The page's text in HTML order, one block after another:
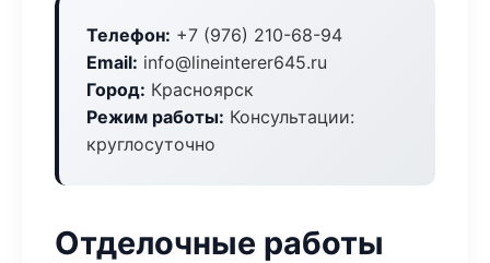
Телефон: +7 (976) 210-68-94
Email: info@lineinterer645.ru
Город: Красноярск
Режим работы: Консультации:
круглосуточно
Отделочные работы